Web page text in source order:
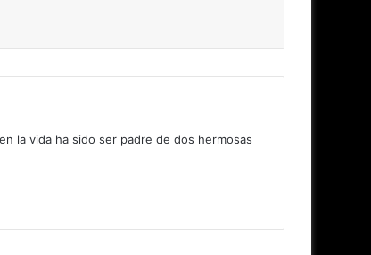
la vida ha sido ser padre de dos hermosas